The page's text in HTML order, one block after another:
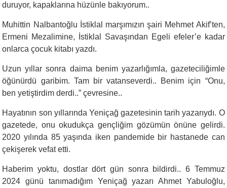
duruyor, kapaklarına hüzünle bakıyorum..
Muhittin Nalbantoğlu İstiklal marşımızın şairi Mehmet Akif’ten,
Ermeni Mezalimine, İstiklal Savaşından Egeli efeler’e kadar
onlarca çocuk kitabı yazdı.
Uzun yıllar sonra daima benim yazarlığımla, gazeteciliğimle
öğünürdü garibim. Tam bir vatanseverdi.. Benim için “Onu,
ben yetiştirdim derdi..” çevresine..
Hayatının son yıllarında Yeniçağ gazetesinin tarih yazarıydı. O
gazetede, onu okudukça gençliğim gözümün önüne gelirdi.
2020 yılında 85 yaşında iken pandemide bir hastanede can
çekişerek vefat etti.
Haberim yoktu, dostlar dört gün sonra bildirdi.. 6 Temmuz
2024 günü tanımadığım Yeniçağ yazarı Ahmet Yabuloğlu,